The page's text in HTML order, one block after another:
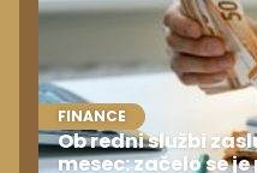
FINANCE
Ob redni službi
mesec: začelo se